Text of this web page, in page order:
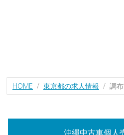
HOME 東京都の求人情報 調
沖縄中古車個人